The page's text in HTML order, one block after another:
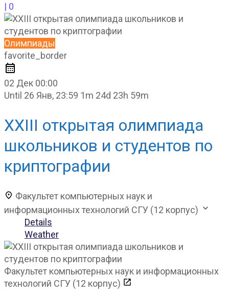
| 0
Олимпиады
favorite_border
02 Дек 00:00
Until 26 Янв, 23:59 1m 24d 23h 59m
XXIII открытая олимпиада
школьников и студентов по
криптографии
Факультет компьютерных наук и
информационных технологий СГУ (12 корпус)
Details
Weather
Факультет компьютерных наук и информационных
технологий СГУ (12 корпус)